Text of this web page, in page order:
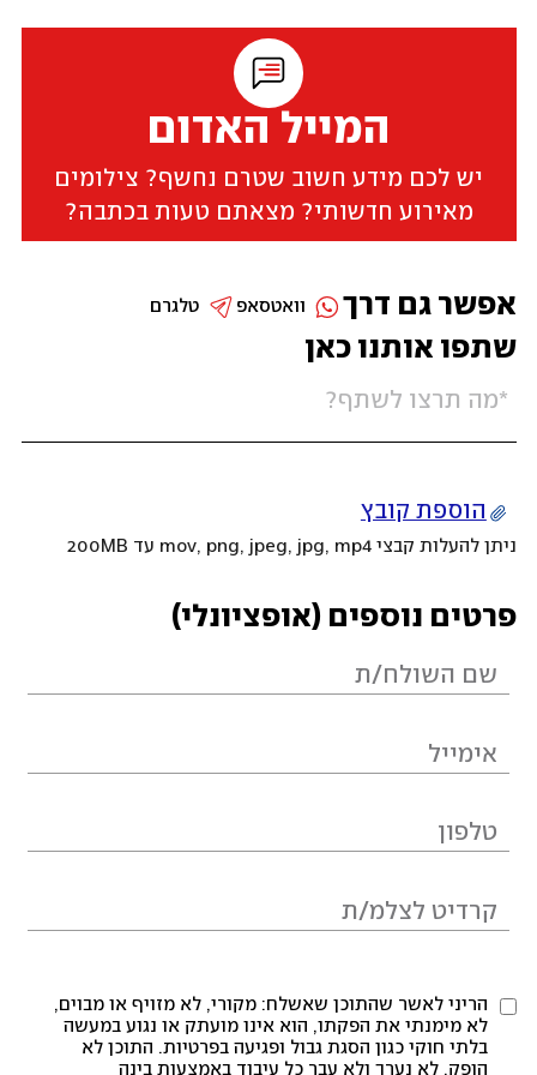
המייל האדום
יש לכם מידע חשוב שטרם נחשף? צילומים
מאירוע חדשותי? מצאתם טעות בכתבה?
שתפו אותנו כאן
הוספת קובץ
ניתן להעלות קבצי mov, png, jpeg, jpg, mp4 עד 200MB
פרטים נוספים (אופציונלי)
הריני לאשר שהתוכן שאשלח: מקורי, לא מזויף או מבוים,
לא מימנתי את הפקתו, הוא אינו מועתק או נגוע במעשה
בלתי חוקי כגון הסגת גבול ופגיעה בפרטיות. התוכן לא
הופק, לא נערך ולא עבר כל עיבוד באמצעות בינה
אפשר גם דרך טלגרם וואטסאפ